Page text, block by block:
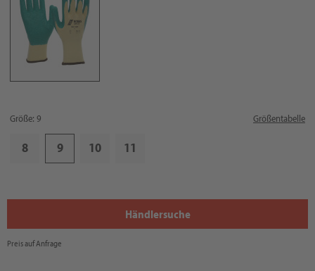
Größe: 9 Größentabelle
8 9 10 11
Händlersuche
Preis auf Anfrage